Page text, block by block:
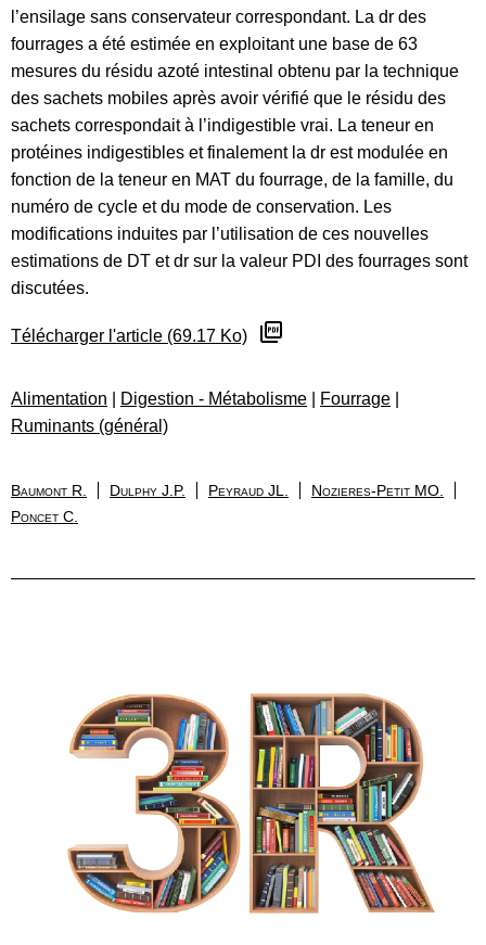
l’ensilage sans conservateur correspondant. La dr des
fourrages a été estimée en exploitant une base de 63
mesures du résidu azoté intestinal obtenu par la technique
des sachets mobiles après avoir vérifié que le résidu des
sachets correspondait à l’indigestible vrai. La teneur en
protéines indigestibles et finalement la dr est modulée en
fonction de la teneur en MAT du fourrage, de la famille, du
numéro de cycle et du mode de conservation. Les
modifications induites par l’utilisation de ces nouvelles
estimations de DT et dr sur la valeur PDI des fourrages sont
discutées.
Télécharger l'article (69.17 Ko)
Alimentation Digestion - Métabolisme Fourrage
Ruminants (général)
Baumont R. Dulphy J.P. Peyraud JL.
Nozieres-Petit MO.
Poncet C.